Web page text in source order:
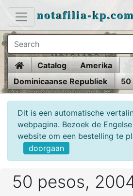
notafilia-
HomeCatalog
Amerika
Dominicaanse Republiek
50
Dit is een automatische
webpagina. Bezoek de
website om een bestelling te
doorgaan
50 pesos,